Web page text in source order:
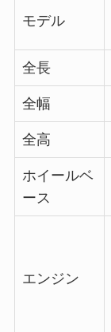
モデル
全長
全幅
全高
ホイールベ
ース
エンジン